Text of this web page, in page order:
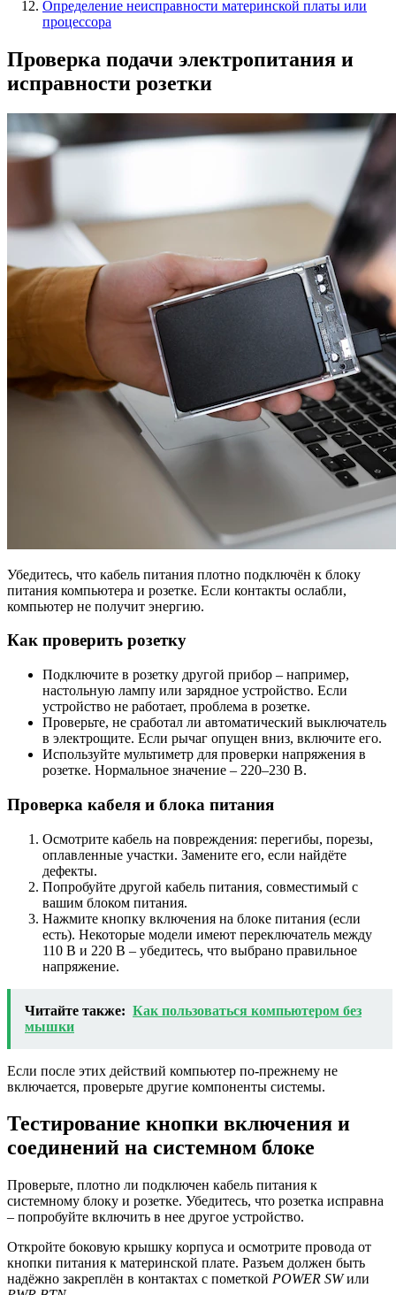
Определение неисправности материнской платы или
процессора
Проверка подачи электропитания и
исправности розетки
Убедитесь, что кабель питания плотно подключён к блоку
питания компьютера и розетке. Если контакты ослабли,
компьютер не получит энергию.
Как проверить розетку
Подключите в розетку другой прибор – например,
настольную лампу или зарядное устройство. Если
устройство не работает, проблема в розетке.
Проверьте, не сработал ли автоматический выключатель
в электрощите. Если рычаг опущен вниз, включите его.
Используйте мультиметр для проверки напряжения в
розетке. Нормальное значение – 220–230 В.
Проверка кабеля и блока питания
Осмотрите кабель на повреждения: перегибы, порезы,
оплавленные участки. Замените его, если найдёте
дефекты.
Попробуйте другой кабель питания, совместимый с
вашим блоком питания.
Нажмите кнопку включения на блоке питания (если
есть). Некоторые модели имеют переключатель между
110 В и 220 В – убедитесь, что выбрано правильное
напряжение.
Читайте также: Как пользоваться компьютером без
мышки
Если после этих действий компьютер по-прежнему не
включается, проверьте другие компоненты системы.
Тестирование кнопки включения и
соединений на системном блоке
Проверьте, плотно ли подключен кабель питания к
системному блоку и розетке. Убедитесь, что розетка исправна
– попробуйте включить в нее другое устройство.
Откройте боковую крышку корпуса и осмотрите провода от
кнопки питания к материнской плате. Разъем должен быть
надёжно закреплён в контактах с пометкой POWER SWили